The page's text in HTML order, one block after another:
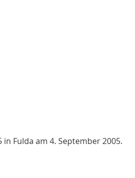
Fulda am 4. September 2005.